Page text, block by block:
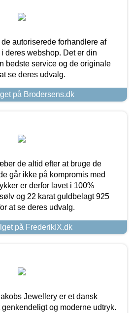
autoriserede forhandlere af
deres webshop. Det er din
bedste service og de originale
se deres udvalg.
på Brodersens.dk
de altid efter at bruge de
går ikke på kompromis med
er derfor lavet i 100%
og 22 karat guldbelagt 925
at se deres udvalg.
på FrederikIX.dk
Jewellery er et dansk
og moderne udtryk.